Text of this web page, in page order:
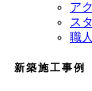
ア
ス
職
新築施工事例